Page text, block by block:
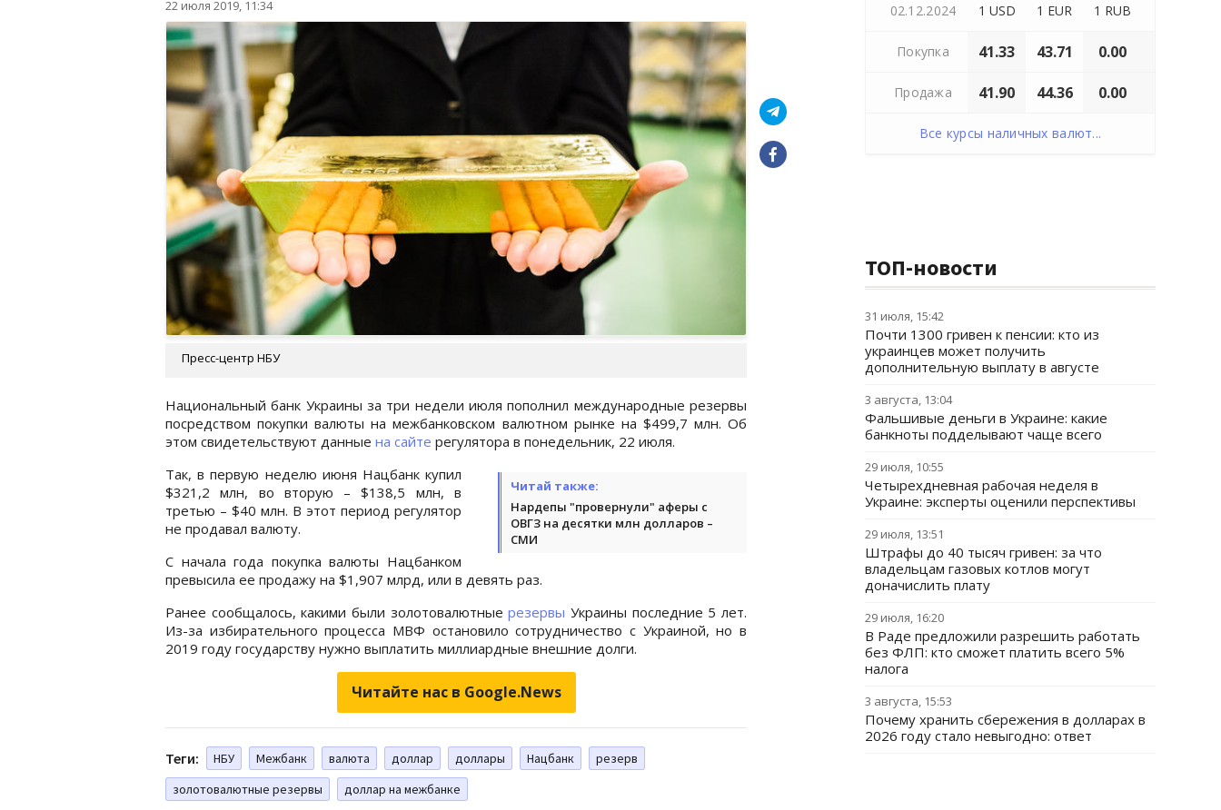
22 июля 2019, 11:34
Пресс-центр НБУ
Национальный банк Украины за три недели июля пополнил международные резервы
посредством покупки валюты на межбанковском валютном рынке на $499,7 млн. Об
этом свидетельствуют данные на сайте регулятора в понедельник, 22 июля.
Читай также:
Нардепы "провернули" аферы с
ОВГЗ на десятки млн долларов –
СМИ
Так, в первую неделю июня Нацбанк купил
$321,2 млн, во вторую – $138,5 млн, в
третью – $40 млн. В этот период регулятор
не продавал валюту.
С начала года покупка валюты Нацбанком
превысила ее продажу на $1,907 млрд, или в девять раз.
Ранее сообщалось, какими были золотовалютныерезервы Украины последние 5 лет.
Из-за избирательного процесса МВФ остановило сотрудничество с Украиной, но в
2019 году государству нужно выплатить миллиардные внешние долги.
Читайте нас в Google.News
Теги: НБУ Межбанк валюта доллар доллары Нацбанк
резерв
золотовалютные резервы
доллар на межбанке
02.12.2024 1 USD 1 EUR 1 RUB
Покупка 41.33 43.71 0.00
Продажа 41.90 44.36 0.00
Все курсы наличных валют...
ТОП-новости
31 июля, 15:42
Почти 1300 гривен к пенсии: кто из
украинцев может получить
дополнительную выплату в августе
3 августа, 13:04
Фальшивые деньги в Украине: какие
банкноты подделывают чаще всего
29 июля, 10:55
Четырехдневная рабочая неделя в
Украине: эксперты оценили перспективы
29 июля, 13:51
Штрафы до 40 тысяч гривен: за что
владельцам газовых котлов могут
доначислить плату
29 июля, 16:20
В Раде предложили разрешить работать
без ФЛП: кто сможет платить всего 5%
налога
3 августа, 15:53
Почему хранить сбережения в долларах в
2026 году стало невыгодно: ответ